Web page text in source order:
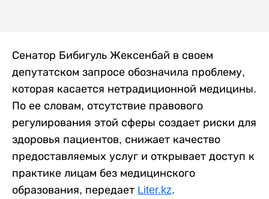
Сенатор Бибигуль Жексенбай в своем
депутатском запросе обозначила проблему,
которая касается нетрадиционной медицины.
По ее словам, отсутствие правового
регулирования этой сферы создает риски для
здоровья пациентов, снижает качество
предоставляемых услуг и открывает доступ к
практике лицам без медицинского
образования, передает Liter.kz.